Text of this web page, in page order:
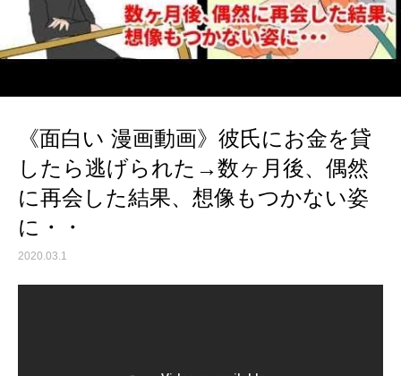
《面白い 漫画動画》彼氏にお金を貸
したら逃げられた→数ヶ月後、偶然
に再会した結果、想像もつかない姿
に・・
2020.03.1